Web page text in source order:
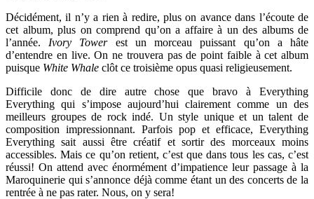
Décidément, il n’y a rien à redire, plus on avance dans l’écoute de
cet album, plus on comprend qu’on a affaire à un des albums de
l’année. Ivory Tower est un morceau puissant qu’on a hâte
d’entendre en live. On ne trouvera pas de point faible à cet album
puisque White Whale clôt ce troisième opus quasi religieusement.
Difficile donc de dire autre chose que bravo à Everything
Everything qui s’impose aujourd’hui clairement comme un des
meilleurs groupes de rock indé. Un style unique et un talent de
composition impressionnant. Parfois pop et efficace, Everything
Everything sait aussi être créatif et sortir des morceaux moins
accessibles. Mais ce qu’on retient, c’est que dans tous les cas, c’est
réussi! On attend avec énormément d’impatience leur passage à la
Maroquinerie qui s’annonce déjà comme étant un des concerts de la
rentrée à ne pas rater. Nous, on y sera!